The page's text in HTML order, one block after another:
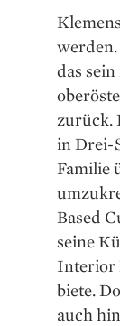
das
zurück.
in Drei-
Familie
Based
seine
Interior
biete.
auch